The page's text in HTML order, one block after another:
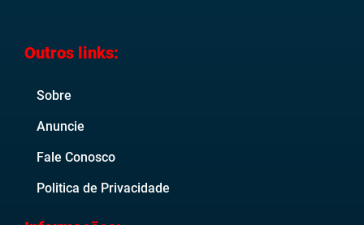
Outros links:
Sobre
Anuncie
Fale Conosco
Politica de Privacidade